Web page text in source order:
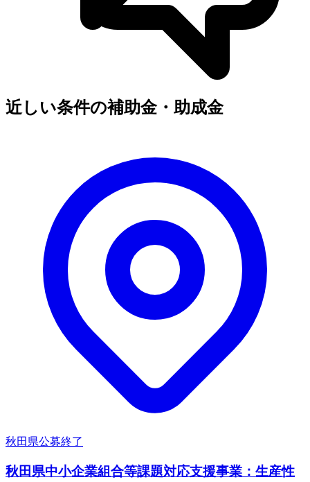
近しい条件の補助金・助成金
秋田県公募終了
秋田県中小企業組合等課題対応支援事業：生産性